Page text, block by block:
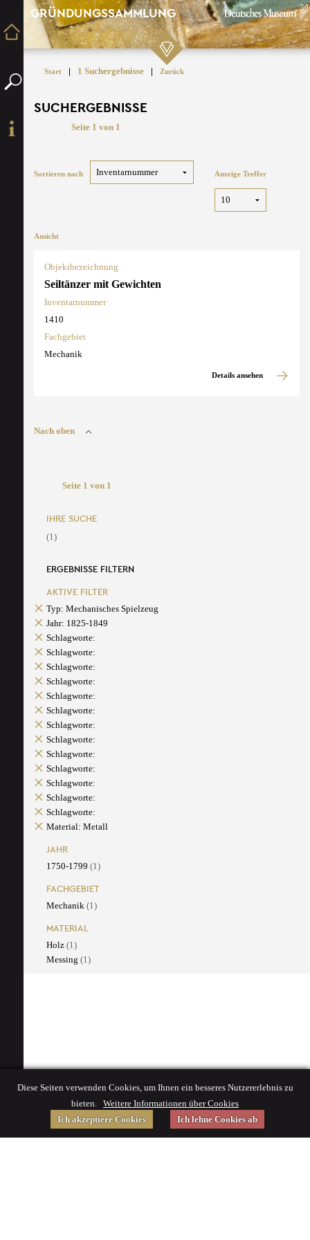
GRÜNDUNGSSAMMLUNG
Start | 1 Suchergebnisse | Zurück
SUCHERGEBNISSE
Seite 1 von 1
Sortieren nach Anzeige Treffer
Ansicht
Objektbezeichnung
Seiltänzer mit Gewichten
Inventarnummer
1410
Fachgebiet
Mechanik
Details ansehen
Nach oben
Seite 1 von 1
IHRE SUCHE
(1)
ERGEBNISSE FILTERN
AKTIVE FILTER
Typ: Mechanisches Spielzeug
Jahr: 1825-1849
Schlagworte:
Schlagworte:
Schlagworte:
Schlagworte:
Schlagworte:
Schlagworte:
Schlagworte:
Schlagworte:
Schlagworte:
Schlagworte:
Schlagworte:
Schlagworte:
Schlagworte:
Material: Metall
JAHR
1750-1799 (1)
FACHGEBIET
Mechanik (1)
MATERIAL
Holz (1)
Messing (1)
Diese Seiten verwenden Cookies, um Ihnen ein besseres Nutzererlebnis zu
bieten. Weitere Informationen über Cookies
Ich akzeptiere Cookies
Ich lehne Cookies ab